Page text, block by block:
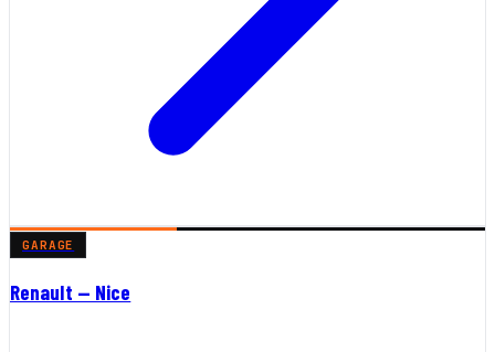
GARAGE
Renault — Nice